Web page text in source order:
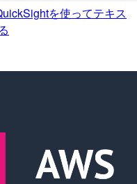
を使ってテキス